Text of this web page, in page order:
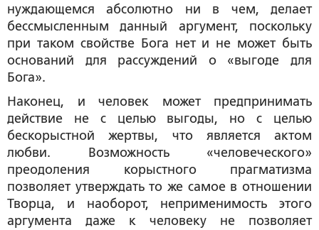
нуждающемся абсолютно ни в чем, делает
бессмысленным данный аргумент, поскольку
при таком свойстве Бога нет и не может быть
оснований для рассуждений о «выгоде для
Бога».
Наконец, и человек может предпринимать
действие не с целью выгоды, но с целью
бескорыстной жертвы, что является актом
любви. Возможность «человеческого»
преодоления корыстного прагматизма
позволяет утверждать то же самое в отношении
Творца, и наоборот, неприменимость этого
аргумента даже к человеку не позволяет